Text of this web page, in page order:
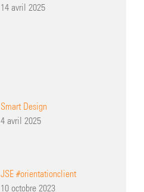
14 avril 2025
Smart Design
4 avril 2025
JSE #orientationclient
10 octobre 2023